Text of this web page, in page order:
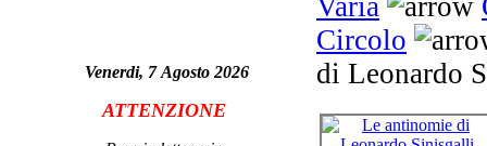
Venerdi, 7 Agosto 2026
ATTENZIONE
Varia
Circolo
di Leonardo